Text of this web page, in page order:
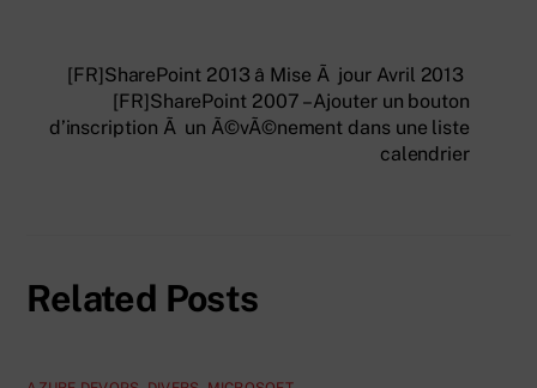
[FR]SharePoint 2013 â Mise Ã jour Avril 2013
[FR]SharePoint 2007 – Ajouter un bouton
d’inscription Ã un Ã©vÃ©nement dans une liste
calendrier
Related Posts